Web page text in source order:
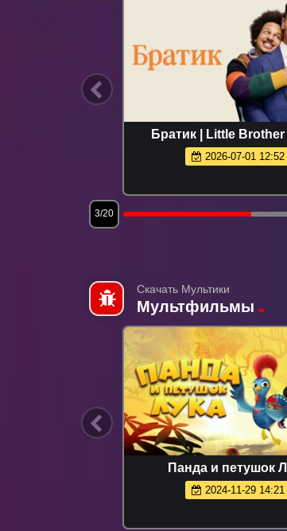
Братик | Little Brother
2026-07-01 12:52
3/20
Скачать Мультики
Мультфильмы
Панда и петушок
2024-11-29 14:21